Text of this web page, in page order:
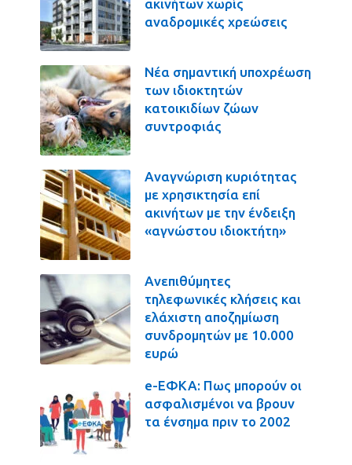
ακινήτων χωρίς
αναδρομικές χρεώσεις
Νέα σημαντική υποχρέωση
των ιδιοκτητών
κατοικιδίων ζώων
συντροφιάς
Αναγνώριση κυριότητας
με χρησικτησία επί
ακινήτων με την ένδειξη
«αγνώστου ιδιοκτήτη»
Ανεπιθύμητες
τηλεφωνικές κλήσεις και
ελάχιστη αποζημίωση
συνδρομητών με 10.000
ευρώ
e-ΕΦΚΑ: Πως μπορούν οι
ασφαλισμένοι να βρουν
τα ένσημα πριν το 2002